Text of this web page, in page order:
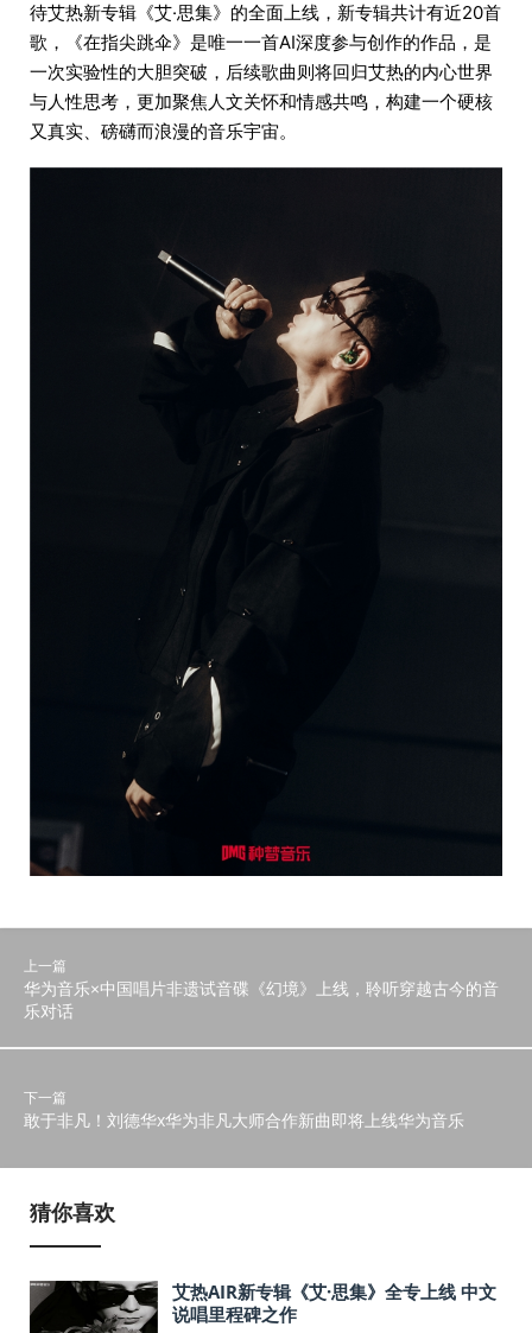
待艾热新专辑《艾·思集》的全面上线，新专辑共计有近20首
歌，《在指尖跳伞》是唯一一首AI深度参与创作的作品，是
一次实验性的大胆突破，后续歌曲则将回归艾热的内心世界
与人性思考，更加聚焦人文关怀和情感共鸣，构建一个硬核
又真实、磅礴而浪漫的音乐宇宙。
上一篇
华为音乐×中国唱片非遗试音碟《幻境》上线，聆听穿越古今的音
乐对话
下一篇
敢于非凡！刘德华x华为非凡大师合作新曲即将上线华为音乐
猜你喜欢
艾热AIR新专辑《艾·思集》全专上线 中文
说唱里程碑之作